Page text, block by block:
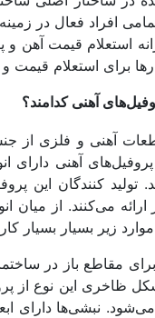
افراد فعال در
استعلام قیمت آهن و
برای استعلام
آهنی کدامند؟
آهنی و فلزی از جنس
آهنی
تولید کنندگان این
ارائه می‌کنند. از
زیر بسیار بسیار
ظاخری این نوع از
نبشی‌ها دارای